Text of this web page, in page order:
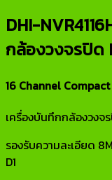
DHI-
กล้องวงจรปิด
16 Channel
เครื่องบันทึกกล้องวงจ
รองรับความละเอียด
D1